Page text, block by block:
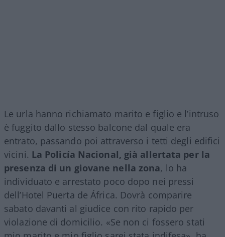
Le urla hanno richiamato marito e figlio e l’intruso
è fuggito dallo stesso balcone dal quale era
entrato, passando poi attraverso i tetti degli edifici
vicini. La Policía Nacional, già allertata per la
presenza di un giovane nella zona, lo ha
individuato e arrestato poco dopo nei pressi
dell’Hotel Puerta de África. Dovrà comparire
sabato davanti al giudice con rito rapido per
violazione di domicilio. «Se non ci fossero stati